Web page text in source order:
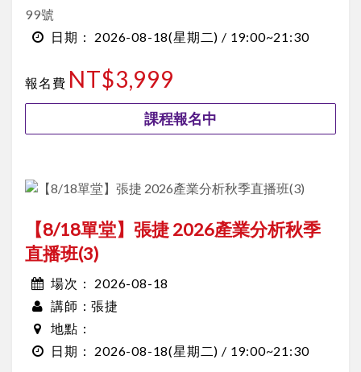
99號
日期： 2026-08-18(星期二) / 19:00~21:30
報名費 NT$3,999
課程報名中
【8/18單堂】張捷 2026產業分析秋季
直播班(3)
場次： 2026-08-18
講師：張捷
地點：
日期：
2026-08-18(星期二) / 19:00~21:30